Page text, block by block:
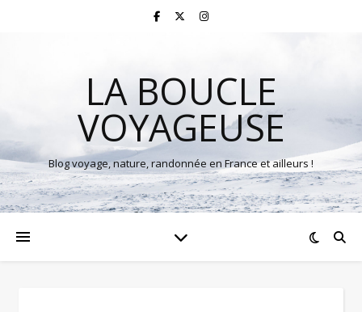
LA BOUCLE
VOYAGEUSE
Blog voyage, nature, randonnée en France et ailleurs !